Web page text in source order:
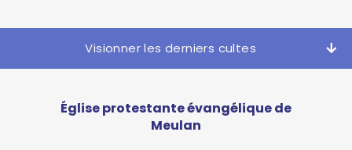
Visionner les derniers cultes
Église protestante évangélique de
Meulan